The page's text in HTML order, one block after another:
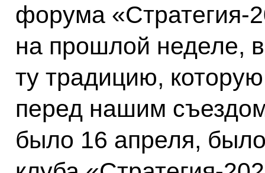
форума «Стратегия-
на прошлой неделе,
ту традицию,
перед нашим
было 16 апреля,